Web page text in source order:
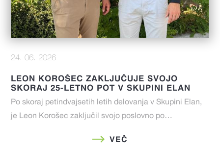
24. 06. 2026
LEON KOROŠEC ZAKLJUČUJE SVOJO
SKORAJ 25-LETNO POT V SKUPINI ELAN
Po skoraj petindvajsetih letih delovanja v Skupini Elan,
je Leon Korošec zaključil svojo poslovno po…
VEČ